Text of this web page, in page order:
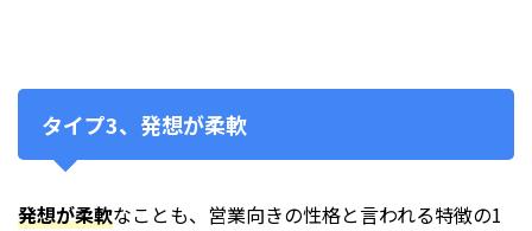
タイプ3、発想が柔軟
発想が柔軟なことも、営業向きの性格と言われる特徴の1